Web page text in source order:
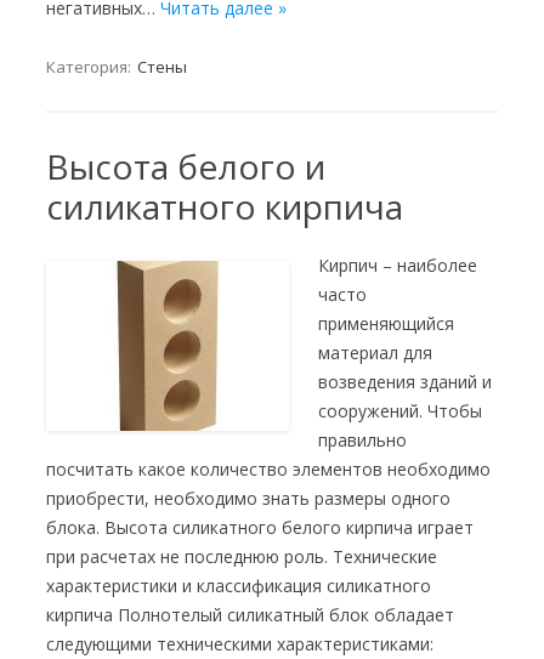
негативных… Читать далее »
Категория: Стены
Высота белого и
силикатного кирпича
Кирпич – наиболее
часто
применяющийся
материал для
возведения зданий и
сооружений. Чтобы
правильно
посчитать какое количество элементов необходимо
приобрести, необходимо знать размеры одного
блока. Высота силикатного белого кирпича играет
при расчетах не последнюю роль. Технические
характеристики и классификация силикатного
кирпича Полнотелый силикатный блок обладает
следующими техническими характеристиками: